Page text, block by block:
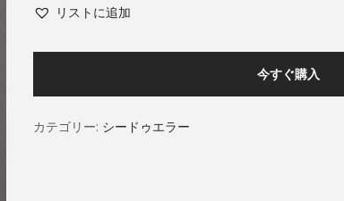
リストに追加
今すぐ購入
カテゴリー: シードゥエラー